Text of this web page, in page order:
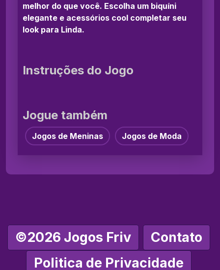
melhor do que você. Escolha um biquíni
elegante e acessórios cool completar seu
look para Linda.
Instruções do Jogo
Jogue também
Jogos de Meninas Jogos de Moda
©2026 Jogos Friv
Contato
Politica de Privacidade